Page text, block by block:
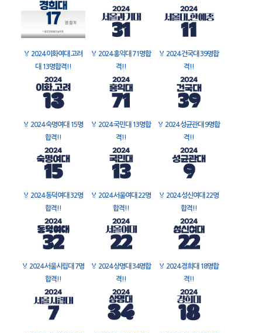
🏅 2024 이화여대 고려
대 13명합격!!
🏅 2024 홍익대 71명합
격!!
🏅 2024 건국대 39명합
격!!
🏅 2024 숙명여대 15명
합격!!
🏅 2024 국민대 13명합
격!!
🏅 2024 성균관대 9명합
격!!
🏅 2024 동덕여대 32명
합격!!
🏅 2024 서울여대 22명
합격!!
🏅 2024 성신여대 22명
합격!!
🏅 2024 서울시립대 7명
합격!!
🏅 2024 상명대 34명합
격!!
🏅 2024 경희대 18명합
격!!